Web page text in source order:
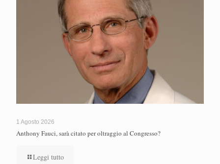
1 Agosto 2026
Anthony Fauci, sarà citato per oltraggio al Congresso?
Leggi tutto